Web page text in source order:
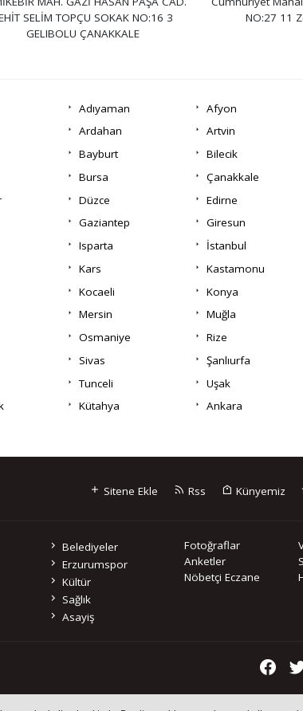
SELİM TOPÇU SOKAK NO:16 3
GELIBOLU ÇANAKKALE
NO:27 11
Adıyaman Afyon
Ardahan Artvin
Bayburt Bilecik
Bursa Çanakkale
Düzce Edirne
Gaziantep Giresun
Isparta İstanbul
Kars Kastamonu
Kocaeli Konya
Mersin Muğla
Osmaniye Rize
Sivas Şanlıurfa
Tunceli Uşak
Kütahya Ankara
Sitene Ekle Rss Künyemiz
Belediyeler
Erzurumspor
Kültür
Sağlık
Asayiş
Fotoğraflar
Anketler
Nöbetçi Eczane